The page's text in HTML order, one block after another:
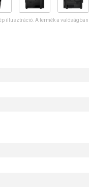
illusztráció. A termék a valóságban